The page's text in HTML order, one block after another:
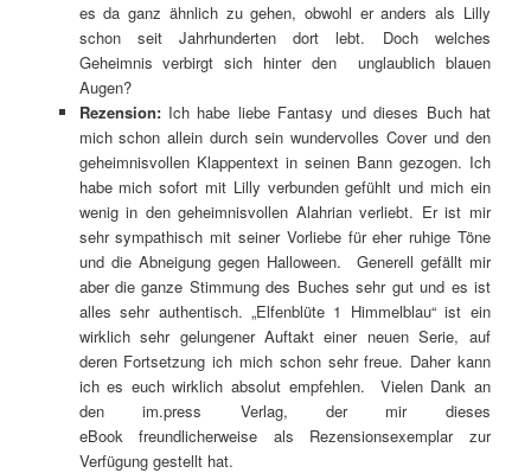
es da ganz ähnlich zu gehen, obwohl er anders als Lilly
schon seit Jahrhunderten dort lebt. Doch welches
Geheimnis verbirgt sich hinter den unglaublich blauen
Augen?
Rezension:Ich habe liebe Fantasy und dieses Buch hat
mich schon allein durch sein wundervolles Cover und den
geheimnisvollen Klappentext in seinen Bann gezogen. Ich
habe mich sofort mit Lilly verbunden gefühlt und mich ein
wenig in den geheimnisvollen Alahrian verliebt. Er ist mir
sehr sympathisch mit seiner Vorliebe für eher ruhige Töne
und die Abneigung gegen Halloween. Generell gefällt mir
aber die ganze Stimmung des Buches sehr gut und es ist
alles sehr authentisch. „Elfenblüte 1 Himmelblau“ ist ein
wirklich sehr gelungener Auftakt einer neuen Serie, auf
deren Fortsetzung ich mich schon sehr freue. Daher kann
ich es euch wirklich absolut empfehlen. Vielen Dank an
den im.press Verlag, der mir dieses
eBook freundlicherweise als Rezensionsexemplar zur
Verfügung gestellt hat.